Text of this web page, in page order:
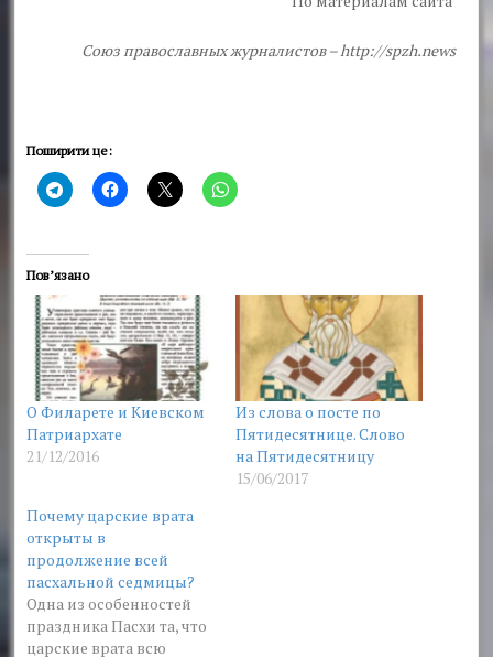
Союзправославныхжурналистов – http://spzh.news
Поширити це:
Пов’язано
О Филарете и Киевском
Патриархате
21/12/2016
Из слова о посте по
Пятидесятнице. Слово
на Пятидесятницу
15/06/2017
Почему царские врата
открыты в
продолжение всей
пасхальной седмицы?
Одна из особенностей
праздника Пасхи та, что
царские врата всю